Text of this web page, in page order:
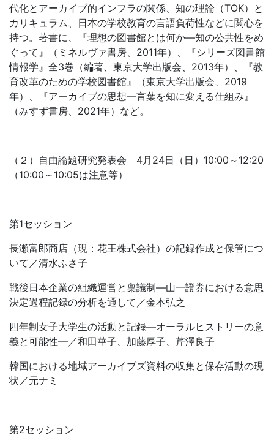
代化とアーカイブ的インフラの関係、知の理論（TOK）と
カリキュラム、日本の学校教育の言語負荷性などに関心を
持つ。著書に、『理想の図書館とは何か―知の公共性をめ
ぐって』（ミネルヴァ書房、2011年）、『シリーズ図書館
情報学』全3巻（編著、東京大学出版会、2013年）、『教
育改革のための学校図書館』（東京大学出版会、2019
年）、『アーカイブの思想―言葉を知に変える仕組み』
（みすず書房、2021年）など。
（２）自由論題研究発表会 4月24日（日）10:00～12:20
（10:00～10:05は注意等）
第1セッション
長瀬富郎商店（現：花王株式会社）の記録作成と保管につ
いて／清水ふさ子
戦後日本企業の組織運営と稟議制―山一證券における意思
決定過程記録の分析を通して／金本弘之
四年制女子大学生の活動と記録―オーラルヒストリーの意
義と可能性―／和田華子、加藤厚子、芹澤良子
韓国における地域アーカイブズ資料の収集と保存活動の現
状／元ナミ
第2セッション